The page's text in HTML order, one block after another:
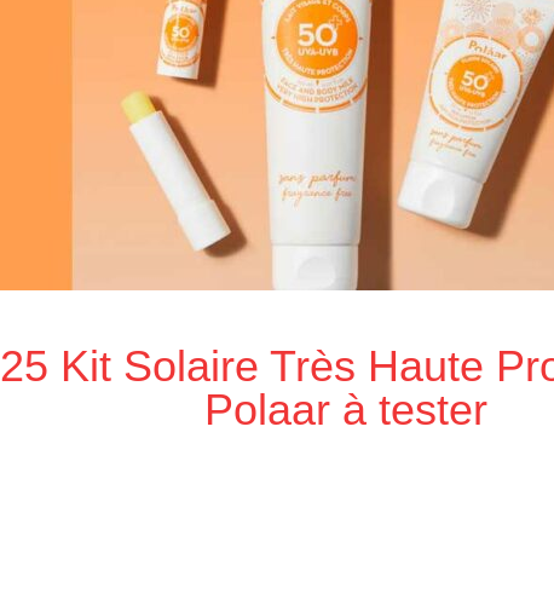
25 Kit Solaire Très Haute
Polaar à tester